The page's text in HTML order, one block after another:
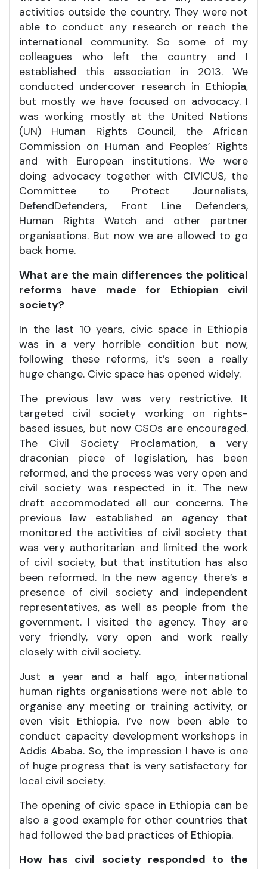
activities outside the country. They were not
able to conduct any research or reach the
international community. So some of my
colleagues who left the country and I
established this association in 2013. We
conducted undercover research in Ethiopia,
but mostly we have focused on advocacy. I
was working mostly at the United Nations
(UN) Human Rights Council, the African
Commission on Human and Peoples’ Rights
and with European institutions. We were
doing advocacy together with CIVICUS, the
Committee to Protect Journalists,
DefendDefenders, Front Line Defenders,
Human Rights Watch and other partner
organisations. But now we are allowed to go
back home.
What are the main differences the political
reforms have made for Ethiopian civil
society?
In the last 10 years, civic space in Ethiopia
was in a very horrible condition but now,
following these reforms, it’s seen a really
huge change. Civic space has opened widely.
The previous law was very restrictive. It
targeted civil society working on rights-
based issues, but now CSOs are encouraged.
The Civil Society Proclamation, a very
draconian piece of legislation, has been
reformed, and the process was very open and
civil society was respected in it. The new
draft accommodated all our concerns. The
previous law established an agency that
monitored the activities of civil society that
was very authoritarian and limited the work
of civil society, but that institution has also
been reformed. In the new agency there’s a
presence of civil society and independent
representatives, as well as people from the
government. I visited the agency. They are
very friendly, very open and work really
closely with civil society.
Just a year and a half ago, international
human rights organisations were not able to
organise any meeting or training activity, or
even visit Ethiopia. I’ve now been able to
conduct capacity development workshops in
Addis Ababa. So, the impression I have is one
of huge progress that is very satisfactory for
local civil society.
The opening of civic space in Ethiopia can be
also a good example for other countries that
had followed the bad practices of Ethiopia.
How has civil society responded to the